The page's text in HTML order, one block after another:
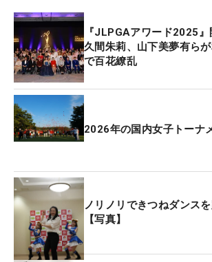
『JLPGAアワード2025
久間朱莉、山下美夢有ら
で百花繚乱
2026年の国内女子トーナ
ノリノリできつねダンス
【写真】